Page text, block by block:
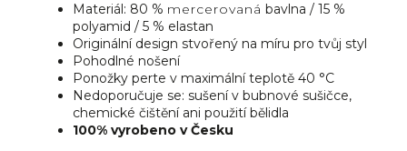
Materiál: 80 % mercerovaná bavlna / 15 %
polyamid / 5 % elastan
Originální design stvořený na míru pro tvůj styl
Pohodlné nošení
Ponožky perte v maximální teplotě 40 °C
Nedoporučuje se: sušení v bubnové sušičce,
chemické čištění ani použití bělidla
100% vyrobeno v Česku